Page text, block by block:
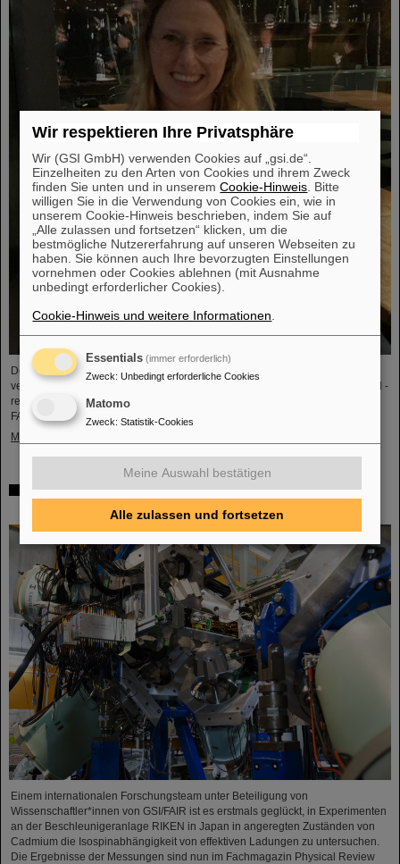
Der PANDA-PhD-Preis 2023 wurde an Anna Alicke (FZ Jülich/Deutschland)
vergeben. In ihrer Dissertation untersuchte sie die Hyperonenproduktion und -
reaktionen innerhalb des PANDA-Detektors, der am Beschleunigerzentrum
FAIR gebaut wird.
Mehr »
Wo sich Protonen und Neutronen besonders mögen –
GSI/FAIR-Forschende beteiligt an Experiment in Japan
Einem internationalen Forschungsteam unter Beteiligung von
Wissenschaftler*innen von GSI/FAIR ist es erstmals geglückt, in Experimenten
an der Beschleunigeranlage RIKEN in Japan in angeregten Zuständen von
Cadmium die Isospinabhängigkeit von effektiven Ladungen zu untersuchen.
Die Ergebnisse der Messungen sind nun im Fachmagazin Physical Review
Wir respektieren Ihre Privatsphäre
Wir (GSI GmbH) verwenden Cookies auf „gsi.de“.
Einzelheiten zu den Arten von Cookies und ihrem Zweck
finden Sie unten und in unseremCookie-Hinweis . Bitte
willigen Sie in die Verwendung von Cookies ein, wie in
unserem Cookie-Hinweis beschrieben, indem Sie auf
„Alle zulassen und fortsetzen“ klicken, um die
bestmögliche Nutzererfahrung auf unseren Webseiten zu
haben. Sie können auch Ihre bevorzugten Einstellungen
vornehmen oder Cookies ablehnen (mit Ausnahme
unbedingt erforderlicher Cookies).
Cookie-Hinweis und weitere Informationen
Essentials (immer erforderlich)
Zweck: Unbedingt erforderliche Cookies
Matomo
Zweck: Statistik-Cookies
Meine Auswahl bestätigen
Alle zulassen und fortsetzen